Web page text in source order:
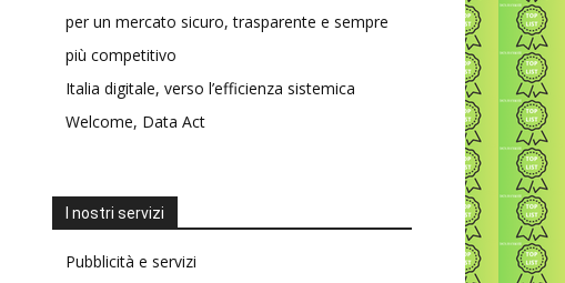
per un mercato sicuro, trasparente e sempre
più competitivo
Italia digitale, verso l’efficienza sistemica
Welcome, Data Act
I nostri servizi
Pubblicità e servizi